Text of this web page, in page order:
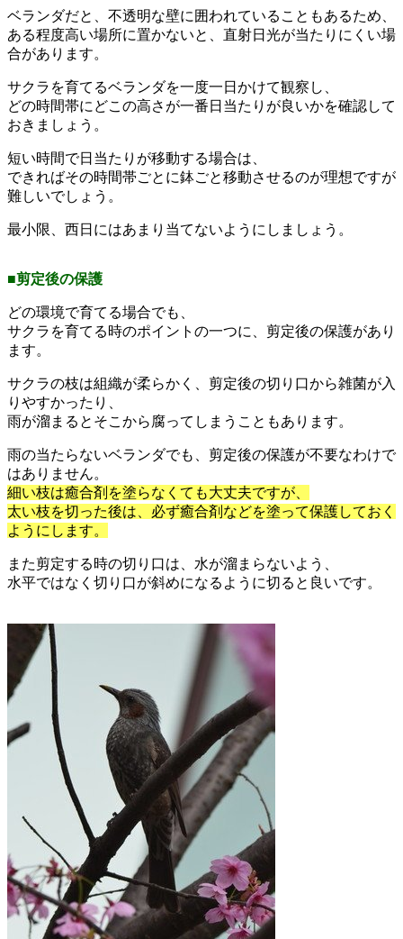
ベランダだと、不透明な壁に囲われていることもあるため、
ある程度高い場所に置かないと、直射日光が当たりにくい場
合があります。
サクラを育てるベランダを一度一日かけて観察し、
どの時間帯にどこの高さが一番日当たりが良いかを確認して
おきましょう。
短い時間で日当たりが移動する場合は、
できればその時間帯ごとに鉢ごと移動させるのが理想ですが
難しいでしょう。
最小限、西日にはあまり当てないようにしましょう。
■剪定後の保護
どの環境で育てる場合でも、
サクラを育てる時のポイントの一つに、剪定後の保護があり
ます。
サクラの枝は組織が柔らかく、剪定後の切り口から雑菌が入
りやすかったり、
雨が溜まるとそこから腐ってしまうこともあります。
雨の当たらないベランダでも、剪定後の保護が不要なわけで
はありません。
細い枝は癒合剤を塗らなくても大丈夫ですが、
太い枝を切った後は、必ず癒合剤などを塗って保護しておく
ようにします。
また剪定する時の切り口は、水が溜まらないよう、
水平ではなく切り口が斜めになるように切ると良いです。